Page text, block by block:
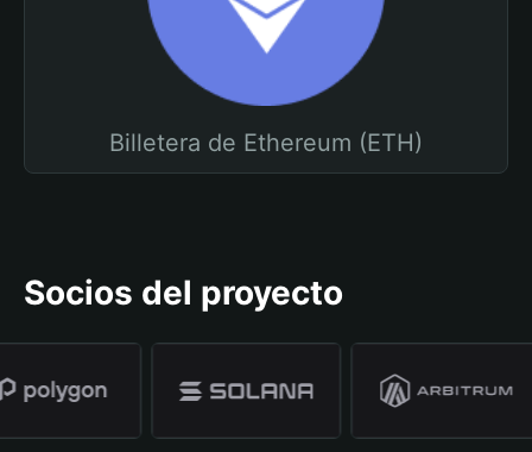
Billetera de Ethereum (ETH)
Socios del proyecto